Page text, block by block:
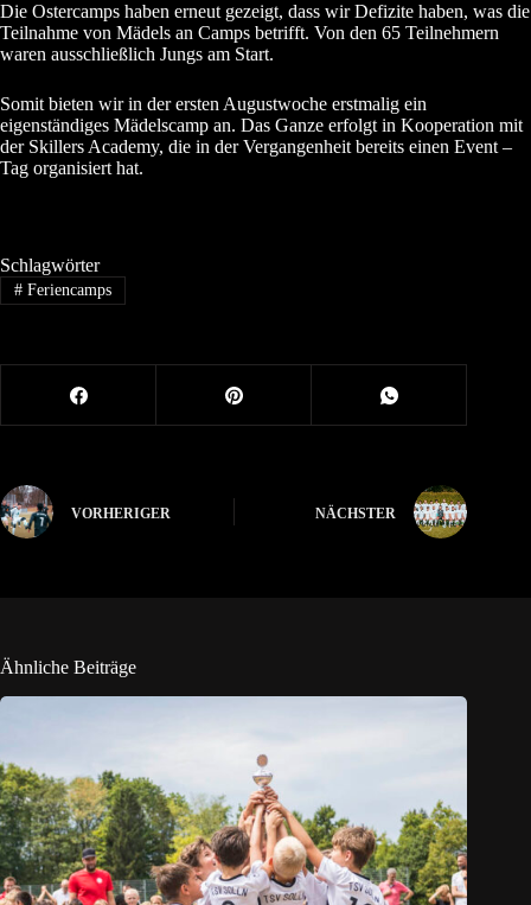
Die Ostercamps haben erneut gezeigt, dass wir Defizite haben, was die
Teilnahme von Mädels an Camps betrifft. Von den 65 Teilnehmern
waren ausschließlich Jungs am Start.
Somit bieten wir in der ersten Augustwoche erstmalig ein
eigenständiges Mädelscamp an. Das Ganze erfolgt in Kooperation mit
der Skillers Academy, die in der Vergangenheit bereits einen Event –
Tag organisiert hat.
Schlagwörter
#Feriencamps
VORHERIGER NÄCHSTER
Ähnliche Beiträge